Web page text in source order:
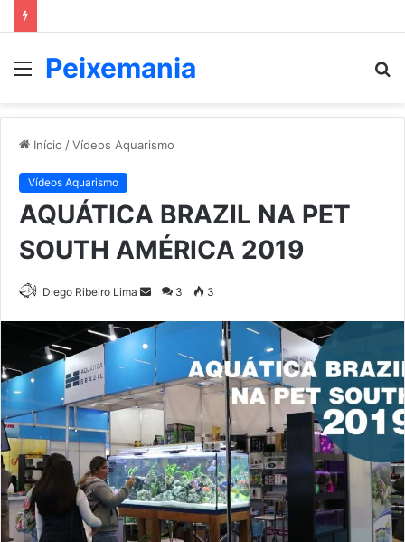
Menu
Peixemania
Início /Vídeos Aquarismo
Vídeos Aquarismo
AQUÁTICA BRAZIL NA PET
SOUTH AMÉRICA 2019
Diego Ribeiro Lima
Mande
e-
mail
3 3